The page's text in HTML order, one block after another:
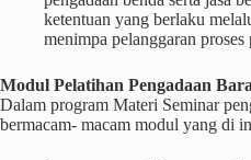
ketentuan yang berlaku
menimpa pelanggaran proses
Modul Pelatihan Pengadaan
Dalam program Materi Seminar
bermacam- macam modul yang di